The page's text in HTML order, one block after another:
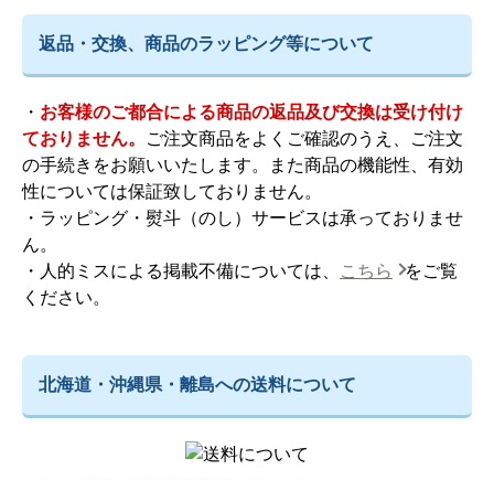
返品・交換、商品のラッピング等について
・ お客様のご都合による商品の返品及び交換は受け付け
ておりません。
ご注文商品をよくご確認のうえ、ご注文
の手続きをお願いいたします。また商品の機能性、有効
性については保証致しておりません。
・ラッピング・熨斗（のし）サービスは承っておりませ
ん。
・人的ミスによる掲載不備については、
こちら
をご覧
ください。
北海道・沖縄県・離島への送料について